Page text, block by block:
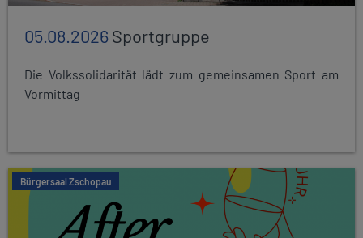
05.08.2026Sportgruppe
Die Volkssolidarität lädt zum gemeinsamen Sport am
Vormittag
Bürgersaal Zschopau